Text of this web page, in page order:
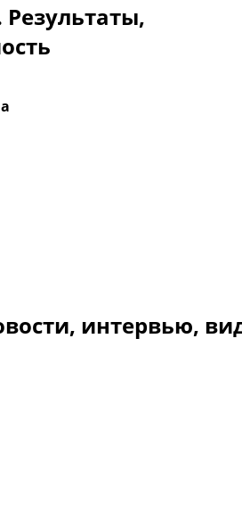
Результаты,
интервью,